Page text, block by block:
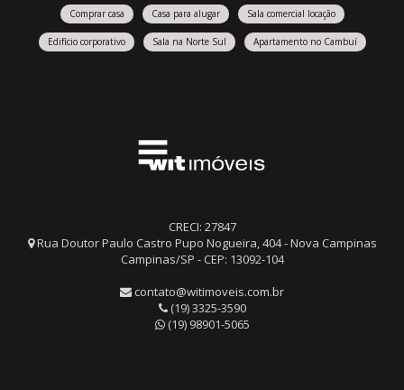
Comprar casa Casa para alugar Sala comercial locação
Edifício corporativo Sala na Norte Sul Apartamento no Cambuí
CRECI: 27847
Rua Doutor Paulo Castro Pupo Nogueira, 404 - Nova Campinas
Campinas/SP - CEP: 13092-104
contato@witimoveis.com.br
(19) 3325-3590
(19) 98901-5065